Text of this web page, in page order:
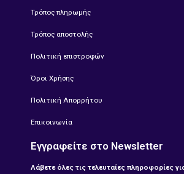
Τρόπος πληρωμής
Τρόπος αποστολής
Πολιτική επιστροφών
Όροι Χρήσης
Πολιτική Απορρήτου
Επικοινωνία
Εγγραφείτε στο Newsletter
Λάβετε όλες τις τελευταίες πληροφορίες